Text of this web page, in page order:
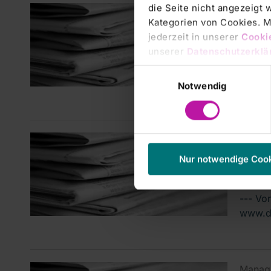
die Seite nicht angezeigt
Kategorien von Cookies.
jederzeit in unserer
unserer
Notwendig
Nur notwendige
---